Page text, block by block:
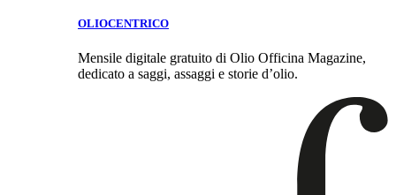
OLIOCENTRICO
Mensile digitale gratuito di Olio Officina Magazine,
dedicato a saggi, assaggi e storie d’olio.